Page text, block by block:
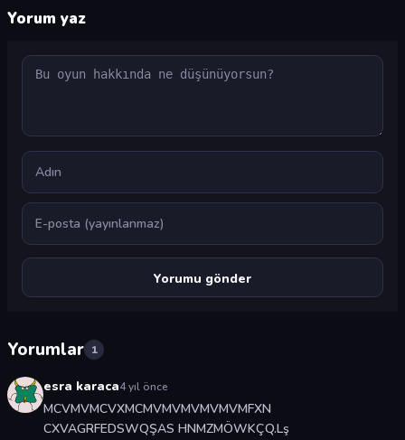
Yorum yaz
Yorum
Ad
E-posta
Yorumlar 1
esra karaca4 yıl önce
MCVMVMCVXMCMVMVMVMVMVMFXN
CXVAGRFEDSWQŞAS HNMZMÖWKÇQ.Lş